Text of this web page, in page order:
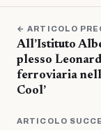
← ARTICOLO
All’Istituto
plesso
ferroviaria
Cool’
ARTICOLO